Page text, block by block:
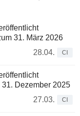
31. März 2026
28.04.
CI
Dezember 2025
27.03.
CI